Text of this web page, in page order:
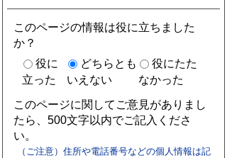
このページの情報は役に立ちました
か？
役に
立った
どちらとも
いえない
役にたた
なかった
このページに関してご意見がありまし
たら、500文字以内でご記入くださ
い。
（ご注意）住所や電話番号などの個人情報は記